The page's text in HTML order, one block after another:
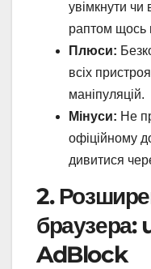
увімкнути
раптом щось
Плюси:
всіх
маніпуляцій.
Мінуси: Не
офіційному
дивитися
2.
браузера:
AdBlock